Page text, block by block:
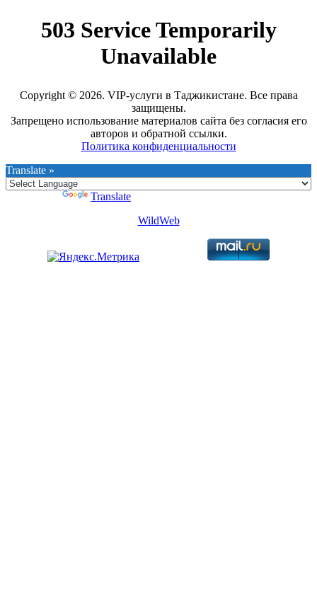
Copyright © 2026. VIP-услуги в Таджикистане. Все права
защищены.
Запрещено использование материалов сайта без согласия его
авторов и обратной ссылки.
Политика конфиденциальности
Translate »
Translate
WildWeb